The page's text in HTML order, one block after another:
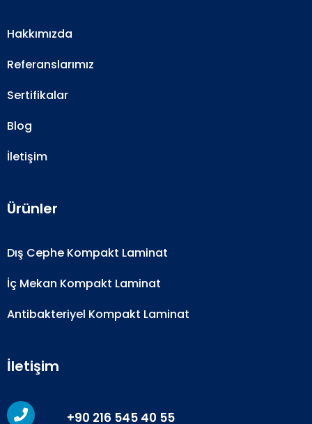
Hakkımızda
Referanslarımız
Sertifikalar
Blog
İletişim
Ürünler
Dış Cephe Kompakt Laminat
İç Mekan Kompakt Laminat
Antibakteriyel Kompakt Laminat
İletişim
+90 216 545 40 55